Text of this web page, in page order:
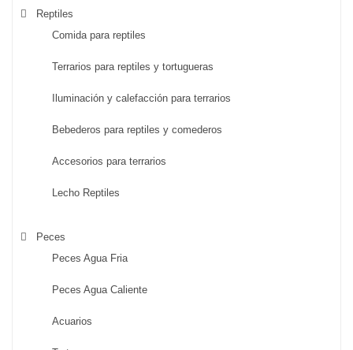
Reptiles
Comida para reptiles
Terrarios para reptiles y tortugueras
Iluminación y calefacción para terrarios
Bebederos para reptiles y comederos
Accesorios para terrarios
Lecho Reptiles
Peces
Peces Agua Fria
Peces Agua Caliente
Acuarios